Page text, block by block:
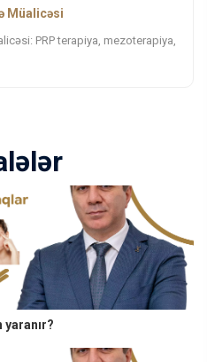
Müalicəsi
PRP terapiya, mezoterapiya,
yaranır?